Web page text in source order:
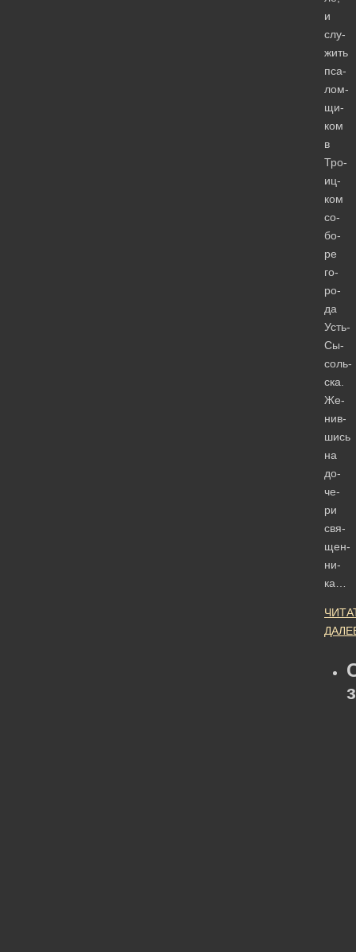
и
слу­
жить
пса­
лом­
щи­
ком
в
Тро­
иц­
ком
со­
бо­
ре
го­
ро­
да
Усть-
Сы­
соль­
ска.
Же­
нив­
шись
на
до­
че­
ри
свя­
щен­
ни­
ка…